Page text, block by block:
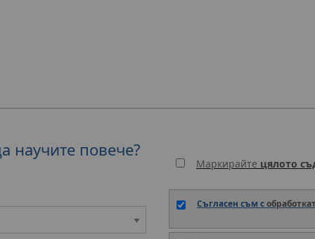
научите повече?
Маркирайте цялото
Съгласен съм с